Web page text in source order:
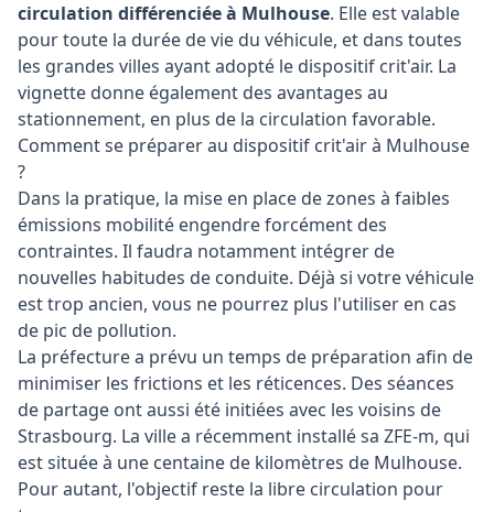
circulation différenciée à Mulhouse. Elle est valable
pour toute la durée de vie du véhicule, et dans toutes
les grandes villes ayant adopté le dispositif crit'air. La
vignette donne également des avantages au
stationnement, en plus de la circulation favorable.
Comment se préparer au dispositif crit'air à Mulhouse
?
Dans la pratique, la mise en place de zones à faibles
émissions mobilité engendre forcément des
contraintes. Il faudra notamment intégrer de
nouvelles habitudes de conduite. Déjà si votre véhicule
est trop ancien, vous ne pourrez plus l'utiliser en cas
de pic de pollution.
La préfecture a prévu un temps de préparation afin de
minimiser les frictions et les réticences. Des séances
de partage ont aussi été initiées avec les voisins de
Strasbourg. La ville a récemment installé sa ZFE-m, qui
est située à une centaine de kilomètres de Mulhouse.
Pour autant, l'objectif reste la libre circulation pour